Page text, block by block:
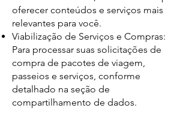
oferecer conteúdos e serviços mais
relevantes para você.
Viabilização de Serviços e Compras:
Para processar suas solicitações de
compra de pacotes de viagem,
passeios e serviços, conforme
detalhado na seção de
compartilhamento de dados.